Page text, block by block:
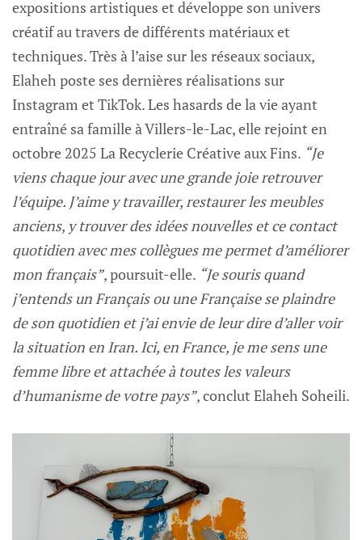
expositions artistiques et développe son univers
créatif au travers de différents matériaux et
techniques. Très à l’aise sur les réseaux sociaux,
Elaheh poste ses dernières réalisations sur
Instagram et TikTok. Les hasards de la vie ayant
entraîné sa famille à Villers-le-Lac, elle rejoint en
octobre 2025 La Recyclerie Créative aux Fins. “Je
viens chaque jour avec une grande joie retrouver
l’équipe. J’aime y travailler, restaurer les meubles
anciens, y trouver des idées nouvelles et ce contact
quotidien avec mes collègues me permet d’améliorer
mon français”, poursuit-elle. “Je souris quand
j’entends un Français ou une Française se plaindre
de son quotidien et j’ai envie de leur dire d’aller voir
la situation en Iran. Ici, en France, je me sens une
femme libre et attachée à toutes les valeurs
d’humanisme de votre pays”, conclut Elaheh Soheili.